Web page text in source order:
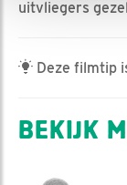
uitvliegers
Deze filmtip
BEKIJK